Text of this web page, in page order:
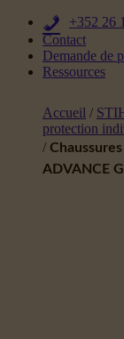
+352 26
Contact
Demande de
Ressources
Accueil /
protection
/
ADVANCE